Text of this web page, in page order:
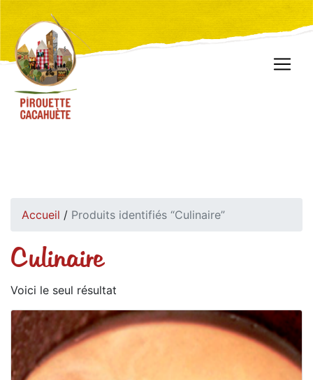
Accueil / Produits identifiés “Culinaire”
Culinaire
Voici le seul résultat